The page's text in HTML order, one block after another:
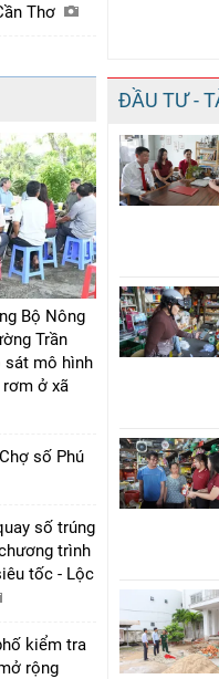
Thơ
Bộ Nông
Trần
sát mô hình
ở xã
số Phú
số trúng
trình
tốc - Lộc
kiểm tra
rộng
ĐẦU TƯ -